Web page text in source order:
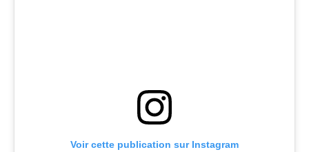
Voir cette publication sur Instagram